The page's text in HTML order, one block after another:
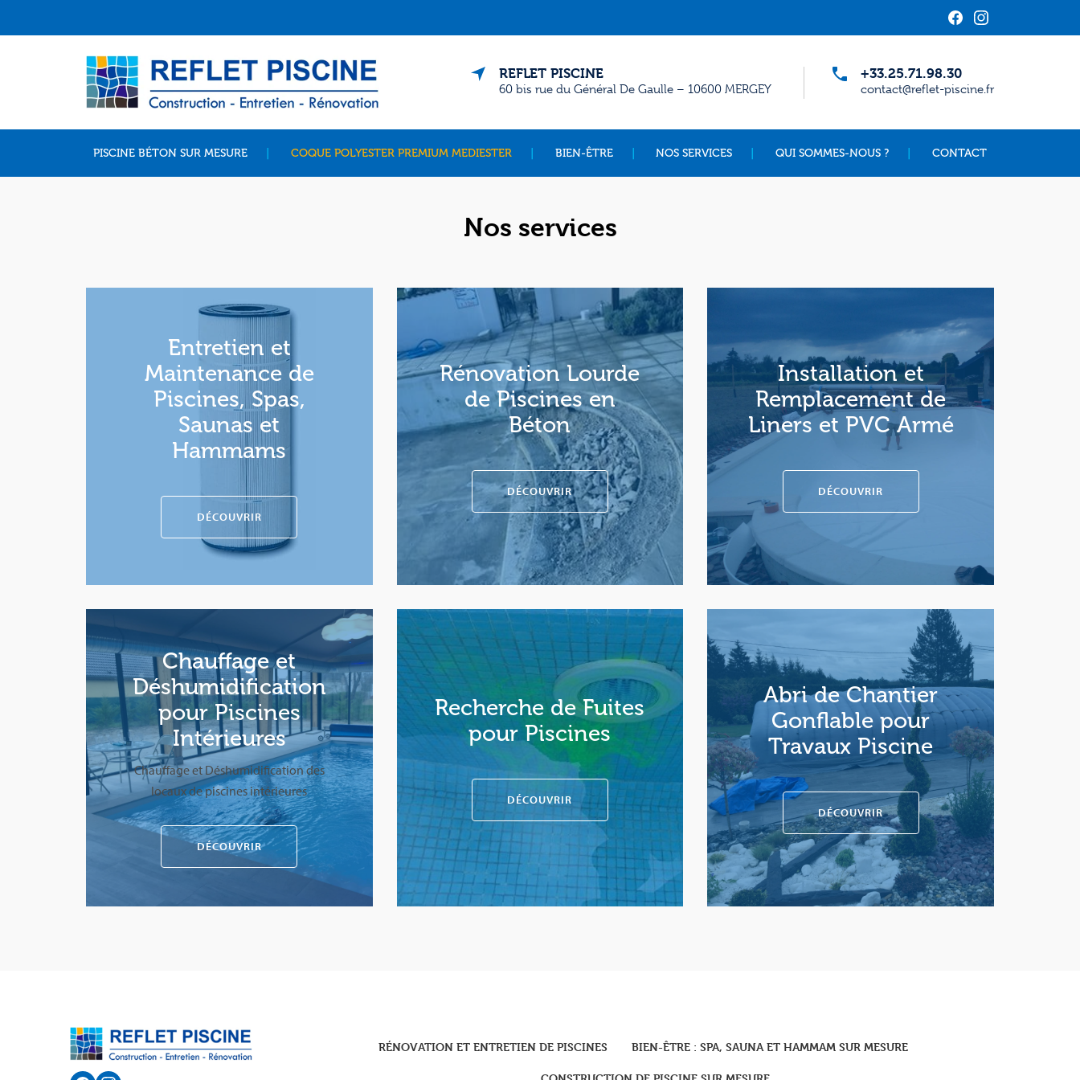
REFLET PISCINE
60 bis rue du Général De Gaulle – 10600 MERGEY
+33.25.71.98.30
contact@reflet-piscine.fr
PISCINE BÉTON SUR MESURE COQUE POLYESTER PREMIUM MEDIESTER BIEN-ÊTRE NOS SERVICES QUI SOMMES-NOUS ? CONTACT
Nos services
Entretien et
Maintenance de
Piscines, Spas,
Saunas et
Hammams
DÉCOUVRIR
Rénovation Lourde
de Piscines en
Béton
DÉCOUVRIR
Installation et
Remplacement de
Liners et PVC Armé
DÉCOUVRIR
Chauffage et
Déshumidification
pour Piscines
Intérieures
Chauffage et Déshumidification des
locaux de piscines intérieures
DÉCOUVRIR
Recherche de Fuites
pour Piscines
DÉCOUVRIR
Abri de Chantier
Gonflable pour
Travaux Piscine
DÉCOUVRIR
RÉNOVATION ET ENTRETIEN DE PISCINES BIEN-ÊTRE : SPA, SAUNA ET HAMMAM SUR MESURE